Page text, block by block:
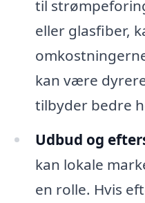
til
eller glasfiber,
kan være
tilbyder bedre
Udbud og
kan lokale
en rolle. Hvis